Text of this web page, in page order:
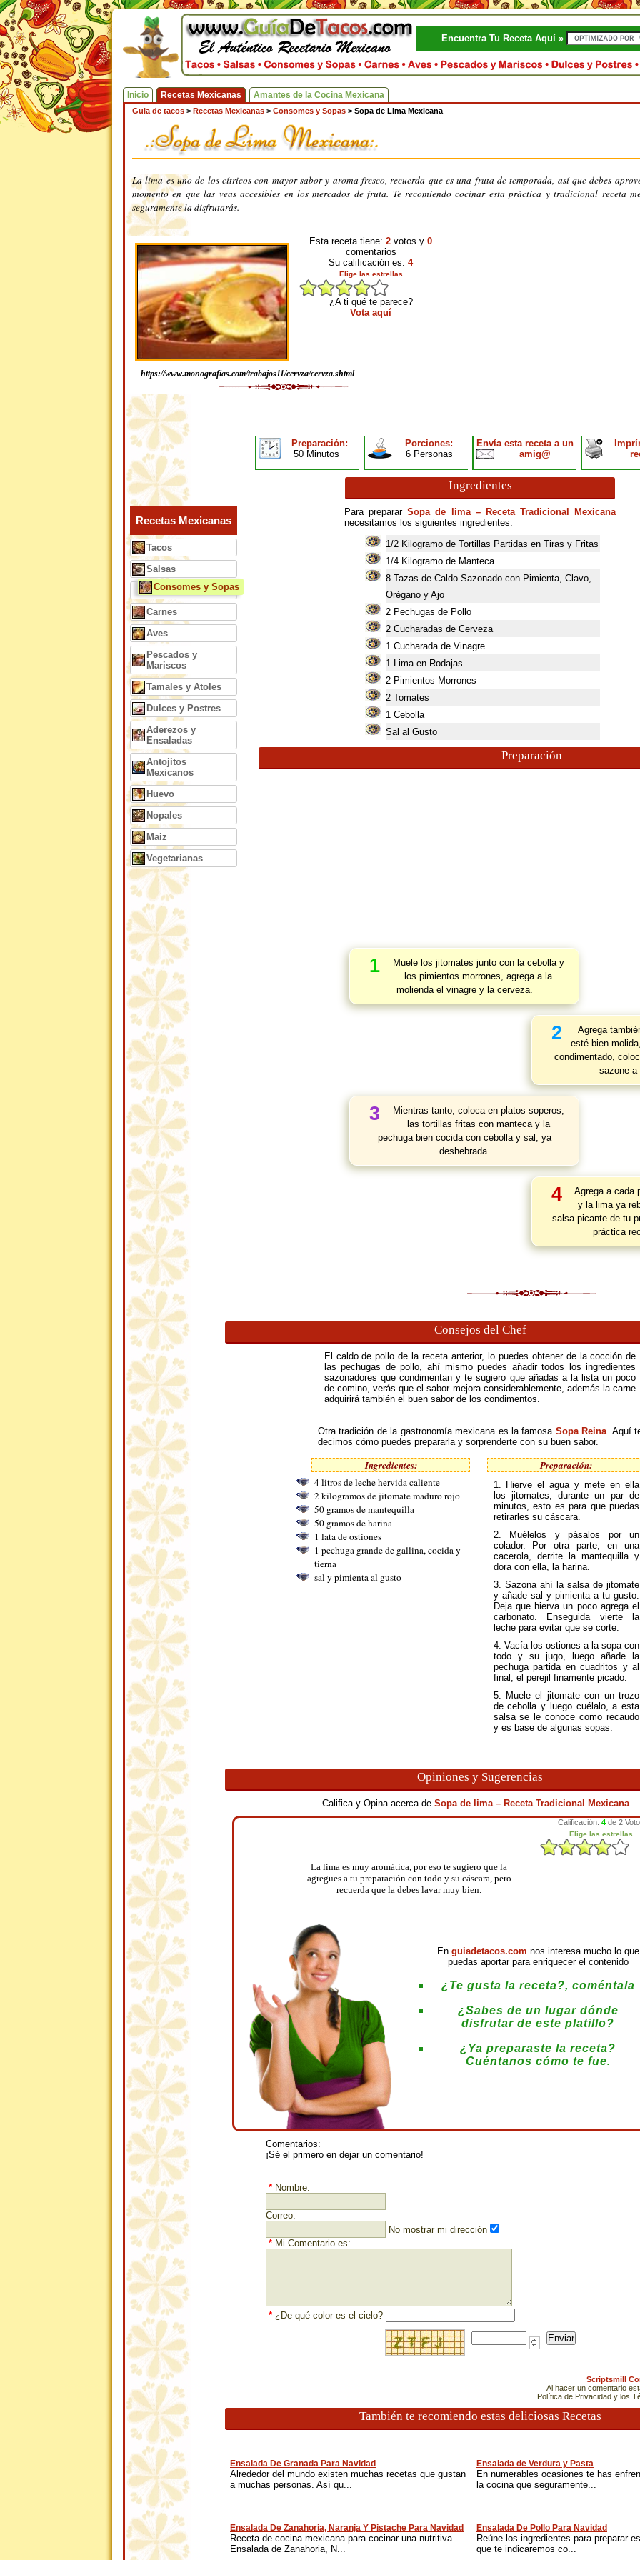
Encuentra Tu Receta Aquí »
Inicio Recetas Mexicanas Amantes de la Cocina Mexicana
Guia de tacos > Recetas Mexicanas > Consomes y Sopas > Sopa de Lima Mexicana
La lima es uno de los cítricos con mayor sabor y aroma fresco, recuerda que es una fruta de temporada, así que debes
momento en que las veas accesibles en los mercados de fruta. Te recomiendo cocinar esta práctica y tradicional receta
seguramente la disfrutarás.
https://www.monografias.com/trabajos11/cervza/cervza.shtml
Esta receta tiene: 2 votos y 0
comentarios
Su calificación es: 4
Elige las estrellas
¿A ti qué te parece?
Vota aquí
Preparación:
50 Minutos
Porciones:
6 Personas
Envía esta receta a un
amig@
Ingredientes
Para prepararSopa de lima – Receta Tradicional Mexicana
necesitamos los siguientes ingredientes.
1/2 Kilogramo de Tortillas Partidas en Tiras y Fritas
1/4 Kilogramo de Manteca
8 Tazas de Caldo Sazonado con Pimienta, Clavo,
Orégano y Ajo
2 Pechugas de Pollo
2 Cucharadas de Cerveza
1 Cucharada de Vinagre
1 Lima en Rodajas
2 Pimientos Morrones
2 Tomates
1 Cebolla
Sal al Gusto
Preparación
1
Muele los jitomates junto con la cebolla y
los pimientos morrones, agrega a la
molienda el vinagre y la cerveza.
2
Agrega
esté bien
condimentado,
sazone a
3
Mientras tanto, coloca en platos soperos,
las tortillas fritas con manteca y la
pechuga bien cocida con cebolla y sal, ya
deshebrada.
4
Agrega a cada
y la lima ya
salsa picante de tu
práctica
Recetas Mexicanas
Tacos
Salsas
Consomes y Sopas
Carnes
Aves
Pescados y
Mariscos
Tamales y Atoles
Dulces y Postres
Aderezos y
Ensaladas
Antojitos
Mexicanos
Huevo
Nopales
Maiz
Vegetarianas
Consejos del Chef
El caldo de pollo de la receta anterior, lo puedes obtener de la cocción de
las pechugas de pollo, ahí mismo puedes añadir todos los ingredientes
sazonadores que condimentan y te sugiero que añadas a la lista un poco
de comino, verás que el sabor mejora considerablemente, además la carne
adquirirá también el buen sabor de los condimentos.
Otra tradición de la gastronomía mexicana es la famosa Sopa Reina. Aquí
decimos cómo puedes prepararla y sorprenderte con su buen sabor.
Ingredientes:
4 litros de leche hervida caliente
2 kilogramos de jitomate maduro rojo
50 gramos de mantequilla
50 gramos de harina
1 lata de ostiones
1 pechuga grande de gallina, cocida y
tierna
sal y pimienta al gusto
Preparación:
1. Hierve el agua y mete en ella
los jitomates, durante un par de
minutos, esto es para que puedas
retirarles su cáscara.
2. Muélelos y pásalos por un
colador. Por otra parte, en una
cacerola, derrite la mantequilla y
dora con ella, la harina.
3. Sazona ahí la salsa de jitomate
y añade sal y pimienta a tu gusto.
Deja que hierva un poco agrega el
carbonato. Enseguida vierte la
leche para evitar que se corte.
4. Vacía los ostiones a la sopa con
todo y su jugo, luego añade la
pechuga partida en cuadritos y al
final, el perejil finamente picado.
5. Muele el jitomate con un trozo
de cebolla y luego cuélalo, a esta
salsa se le conoce como recaudo
y es base de algunas sopas.
Opiniones y Sugerencias
Califica y Opina acerca de Sopa de lima – Receta Tradicional Mexicana...
La lima es muy aromática, por eso te sugiero que la
agregues a tu preparación con todo y su cáscara, pero
recuerda que la debes lavar muy bien.
En guiadetacos.com nos interesa mucho lo que
puedas aportar para enriquecer el contenido
¿Te gusta la receta?, coméntala
¿Sabes de un lugar dónde
disfrutar de este platillo?
¿Ya preparaste la receta?
Cuéntanos cómo te fue.
Comentarios:
¡Sé el primero en dejar un comentario!
* Nombre:
Correo:
No mostrar mi dirección
* Mi Comentario es:
* ¿De qué color es el cielo?
Scriptsmill
Al hacer un comentario
Política de Privacidad y los
También te recomiendo estas deliciosas Recetas
Ensalada De Granada Para Navidad
Alrededor del mundo existen muchas recetas que gustan
a muchas personas. Así qu...
Ensalada de Verdura y Pasta
En numerables ocasiones te has
la cocina que seguramente...
Ensalada De Zanahoria, Naranja Y Pistache Para Navidad
Receta de cocina mexicana para cocinar una nutritiva
Ensalada de Zanahoria, N...
Ensalada De Pollo Para Navidad
Reúne los ingredientes para preparar
que te indicaremos co...